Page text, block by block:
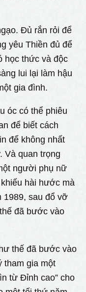
Đủ rắn rỏi để
yêu Thiền đủ để
học thức và độc
lui lại làm hậu
gia đình.
óc có thể phiêu
để biết cách
để không nhất
Và quan trọng
người phụ nữ
hài hước mà
1989, sau đổ vỡ
đã bước vào
thế đã bước vào
tham gia một
từ Đỉnh cao” cho